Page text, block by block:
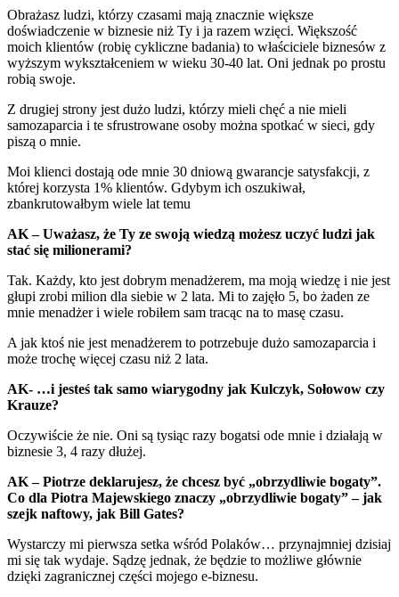
Obrażasz ludzi, którzy czasami mają znacznie większe
doświadczenie w biznesie niż Ty i ja razem wzięci. Większość
moich klientów (robię cykliczne badania) to właściciele biznesów z
wyższym wykształceniem w wieku 30-40 lat. Oni jednak po prostu
robią swoje.
Z drugiej strony jest dużo ludzi, którzy mieli chęć a nie mieli
samozaparcia i te sfrustrowane osoby można spotkać w sieci, gdy
piszą o mnie.
Moi klienci dostają ode mnie 30 dniową gwarancje satysfakcji, z
której korzysta 1% klientów. Gdybym ich oszukiwał,
zbankrutowałbym wiele lat temu
AK – Uważasz, że Ty ze swoją wiedzą możesz uczyć ludzi jak
stać się milionerami?
Tak. Każdy, kto jest dobrym menadżerem, ma moją wiedzę i nie jest
głupi zrobi milion dla siebie w 2 lata. Mi to zajęło 5, bo żaden ze
mnie menadżer i wiele robiłem sam tracąc na to masę czasu.
A jak ktoś nie jest menadżerem to potrzebuje dużo samozaparcia i
może trochę więcej czasu niż 2 lata.
AK- …i jesteś tak samo wiarygodny jak Kulczyk, Sołowow czy
Krauze?
Oczywiście że nie. Oni są tysiąc razy bogatsi ode mnie i działają w
biznesie 3, 4 razy dłużej.
AK – Piotrze deklarujesz, że chcesz być „obrzydliwie bogaty”.
Co dla Piotra Majewskiego znaczy „obrzydliwie bogaty” – jak
szejk naftowy, jak Bill Gates?
Wystarczy mi pierwsza setka wśród Polaków… przynajmniej dzisiaj
mi się tak wydaje. Sądzę jednak, że będzie to możliwe głównie
dzięki zagranicznej części mojego e-biznesu.